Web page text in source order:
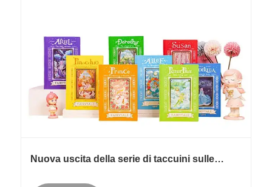
Nuova uscita della serie di taccuini sulle